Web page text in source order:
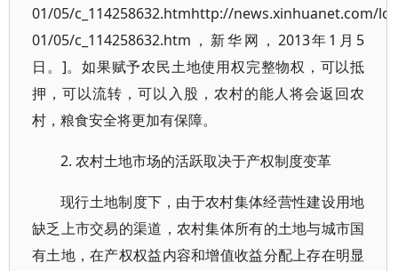
01/05/c_114258632.htmhttp://news.xinhuanet.com/
01/05/c_114258632.htm，新华网，2013年1月5
日。]。如果赋予农民土地使用权完整物权，可以抵
押，可以流转，可以入股，农村的能人将会返回农
村，粮食安全将更加有保障。
2. 农村土地市场的活跃取决于产权制度变革
现行土地制度下，由于农村集体经营性建设用地
缺乏上市交易的渠道，农村集体所有的土地与城市国
有土地，在产权权益内容和增值收益分配上存在明显